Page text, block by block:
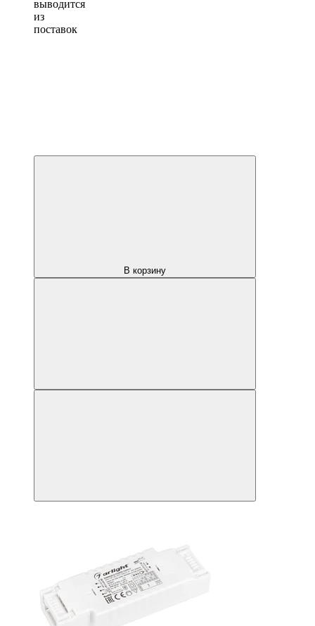
выводится
из
поставок
В корзину